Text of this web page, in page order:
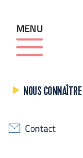
MENU
NOUS CONNAÎTRE
Contact